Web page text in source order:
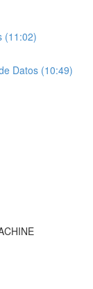
(11:02)
Datos (10:49)